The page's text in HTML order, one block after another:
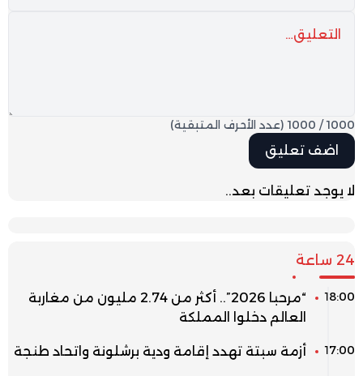
1000
/
1000 (عدد الأحرف المتبقية)
لا يوجد تعليقات بعد..
24 ساعة
18:00
“مرحبا 2026”.. أكثر من 2.74 مليون من مغاربة
العالم دخلوا المملكة
17:00 أزمة سبتة تهدد إقامة ودية برشلونة واتحاد طنجة